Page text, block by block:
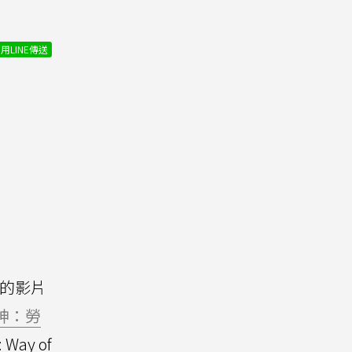
用LINE傳送
影片
：勞
of